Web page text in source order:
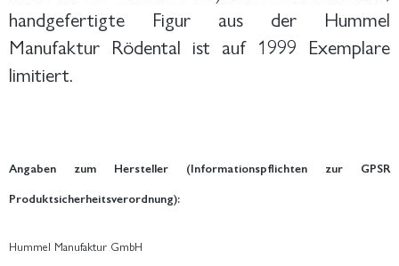
handgefertigte Figur aus der Hummel
Manufaktur Rödental ist auf 1999 Exemplare
limitiert.
Angaben zum Hersteller (Informationspflichten zur GPSR
Produktsicherheitsverordnung):
Hummel Manufaktur GmbH